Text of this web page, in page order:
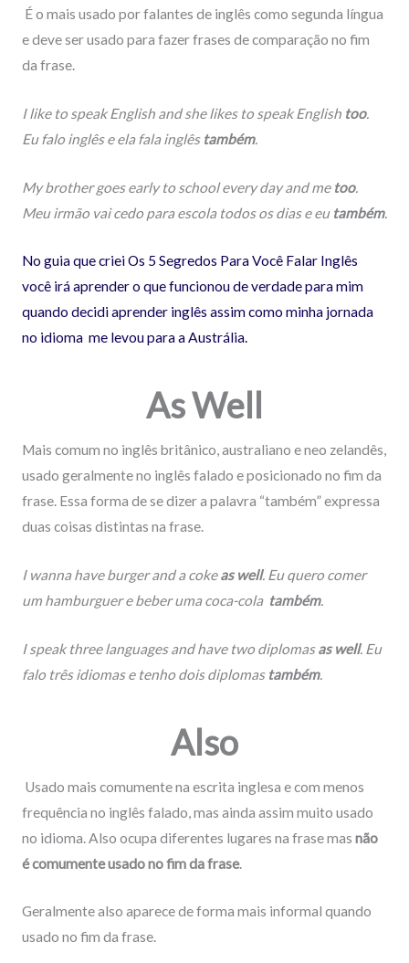
É o mais usado por falantes de inglês como segunda língua
e deve ser usado para fazer frases de comparação no fim
da frase.
I like to speak English and she likes to speak English too.
Eu falo inglês e ela fala inglês também.
My brother goes early to school every day and me too.
Meu irmão vai cedo para escola todos os dias e eutambém.
No guia que criei Os 5 Segredos Para Você Falar Inglês
você irá aprender o que funcionou de verdade para mim
quando decidi aprender inglês assim como minha jornada
no idioma me levou para a Austrália.
As Well
Mais comum no inglês britânico, australiano e neo zelandês,
usado geralmente no inglês falado e posicionado no fim da
frase. Essa forma de se dizer a palavra “também” expressa
duas coisas distintas na frase.
I wanna have burger and a cokeas well. Eu quero comer
um hamburguer e beber uma coca-cola também.
I speak three languages and have two diplomasas well. Eu
falo três idiomas e tenho dois diplomas também.
Also
Usado mais comumente na escrita inglesa e com menos
frequência no inglês falado, mas ainda assim muito usado
no idioma. Also ocupa diferentes lugares na frase mas não
é comumente usado no fim da frase.
Geralmente also aparece de forma mais informal quando
usado no fim da frase.